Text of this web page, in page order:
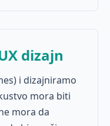
dizajn
i dizajniramo
mora biti
mora da